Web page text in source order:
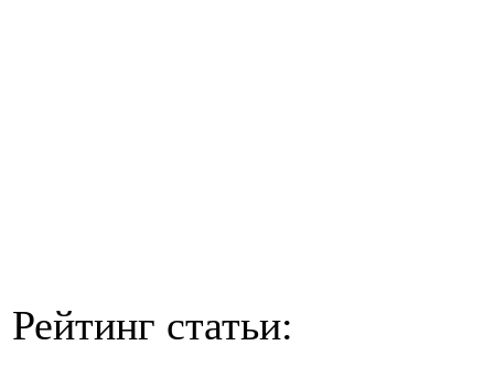
Рейтинг статьи: